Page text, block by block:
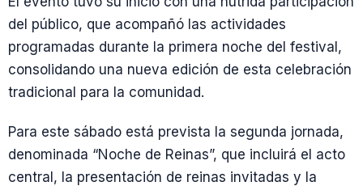
del público, que acompañó las actividades
programadas durante la primera noche del festival,
consolidando una nueva edición de esta celebración
tradicional para la comunidad.
Para este sábado está prevista la segunda jornada,
denominada “Noche de Reinas”, que incluirá el acto
central, la presentación de reinas invitadas y la